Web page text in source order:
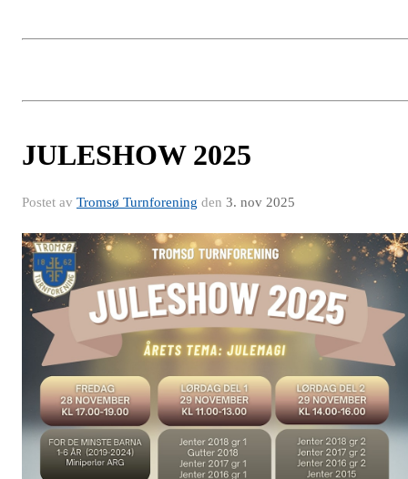
JULESHOW 2025
Postet av Tromsø Turnforening den 3. nov 2025